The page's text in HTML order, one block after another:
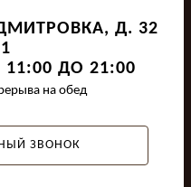
Д. 32
ДО 21:00
на обед
ЗВОНОК